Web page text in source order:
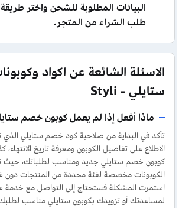
البيانات المطلوبة للشحن واختر
طلب الشراء من المتجر.
الاسئلة الشائعة عن اكواد
ستايلي - Styli
ماذا أفعل إذا لم يعمل كوبون خصم
تأكد في البداية من صلاحية كود خصم ستايلي
الاطلاع على تفاصيل الكوبون ومعرفة تاريخ
كوبون خصم ستايلي جديد ومناسب لطلباتك،
الكوبونات مخصصة لفئة محددة من المنتجات دون
استمرت المشكلة فستحتاج إلى التواصل مع خدمة
لمساعدتك أو تزويدك بكوبون ستايلي مناسب